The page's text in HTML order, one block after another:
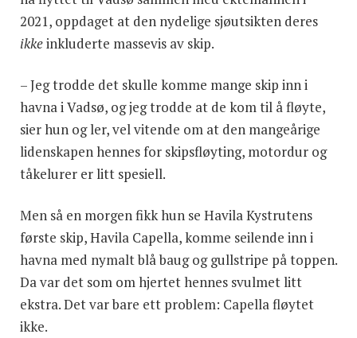
2021, oppdaget at den nydelige sjøutsikten deres
ikkeinkluderte massevis av skip.
– Jeg trodde det skulle komme mange skip inn i
havna i Vadsø, og jeg trodde at de kom til å fløyte,
sier hun og ler, vel vitende om at den mangeårige
lidenskapen hennes for skipsfløyting, motordur og
tåkelurer er litt spesiell.
Men så en morgen fikk hun se Havila Kystrutens
første skip, Havila Capella, komme seilende inn i
havna med nymalt blå baug og gullstripe på toppen.
Da var det som om hjertet hennes svulmet litt
ekstra. Det var bare ett problem: Capella fløytet
ikke.